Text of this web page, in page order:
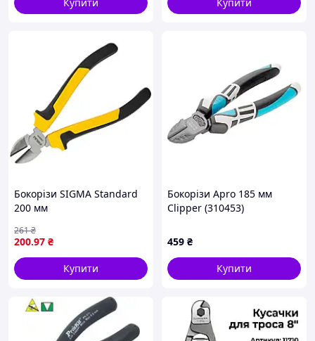
Бокорізи SIGMA Standard
200 мм
200.97 ₴
261₴
Купити
Бокорізи Apro 185 мм
Clipper (310453)
459 ₴
Купити